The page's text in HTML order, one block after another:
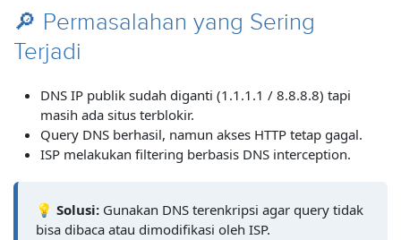
🔎 Permasalahan yang Sering
Terjadi
DNS IP publik sudah diganti (1.1.1.1 / 8.8.8.8) tapi
masih ada situs terblokir.
Query DNS berhasil, namun akses HTTP tetap gagal.
ISP melakukan filtering berbasis DNS interception.
💡 Solusi: Gunakan DNS terenkripsi agar query tidak
bisa dibaca atau dimodifikasi oleh ISP.